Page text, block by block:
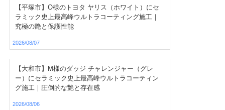
【平塚市】O様のトヨタ ヤリス（ホワイト）にセ
ラミック史上最高峰ウルトラコーティング施工｜
究極の艶と保護性能
2026/08/07
【大和市】M様のダッジ チャレンジャー（グレ
ー）にセラミック史上最高峰ウルトラコーティン
グ施工｜圧倒的な艶と存在感
2026/08/06